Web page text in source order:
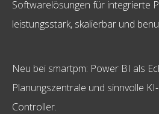
Softwarelösungen für integrierte
leistungsstark, skalierbar und
Neu bei smartpm: Power BI als
Planungszentrale und sinnvolle
Controller.